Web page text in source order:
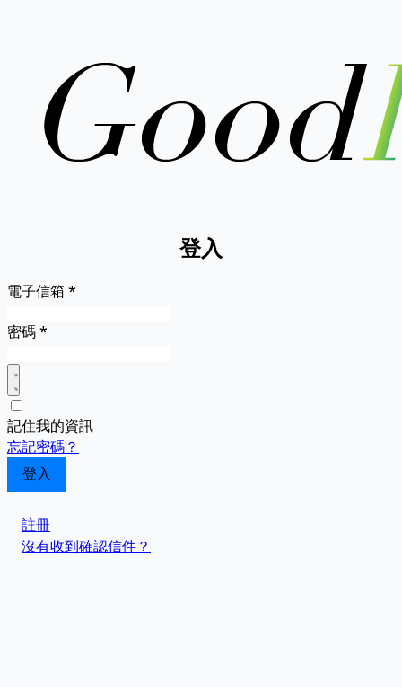
登入
電子信箱 *
密碼*
記住我的資訊
忘記密碼？
註冊
沒有收到確認信件？